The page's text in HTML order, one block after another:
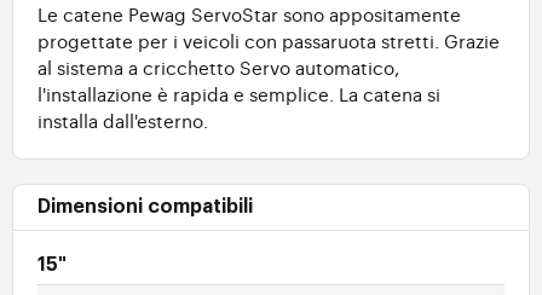
Le catene Pewag ServoStar sono appositamente
progettate per i veicoli con passaruota stretti. Grazie
al sistema a cricchetto Servo automatico,
l'installazione è rapida e semplice. La catena si
installa dall'esterno.
Dimensioni compatibili
15"